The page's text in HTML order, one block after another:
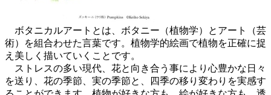
ボタニカルアートとは、ボタニー（植物学）とアート（芸
術）を組合わせた言葉です。植物学的絵画で植物を正確に捉
え美しく描いていくことです。
ストレスの多い現代、花と向き合う事により心豊かな日々
を送り、花の季節、実の季節と、四季の移り変わりを実感す